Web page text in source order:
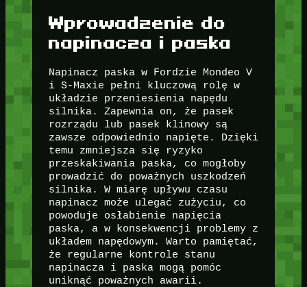
Wprowadzenie do
napinacza i paska
Napinacz paska w Fordzie Mondeo V
i S-Maxie pełni kluczową rolę w
układzie przeniesienia napędu
silnika. Zapewnia on, że pasek
rozrządu lub pasek klinowy są
zawsze odpowiednio napięte. Dzięki
temu zmniejsza się ryzyko
przeskakiwania paska, co mogłoby
prowadzić do poważnych uszkodzeń
silnika. W miarę upływu czasu
napinacz może ulegać zużyciu, co
powoduje osłabienie napięcia
paska, a w konsekwencji problemy z
układem napędowym. Warto pamiętać,
że regularne kontrole stanu
napinacza i paska mogą pomóc
uniknąć poważnych awarii.